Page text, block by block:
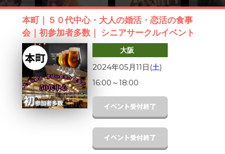
本町｜５０代中心・大人の婚活・恋活の食事
会｜初参加者多数｜ シニアサークルイベント
大阪
2024年05月11日(土)
16:00 ～18:00